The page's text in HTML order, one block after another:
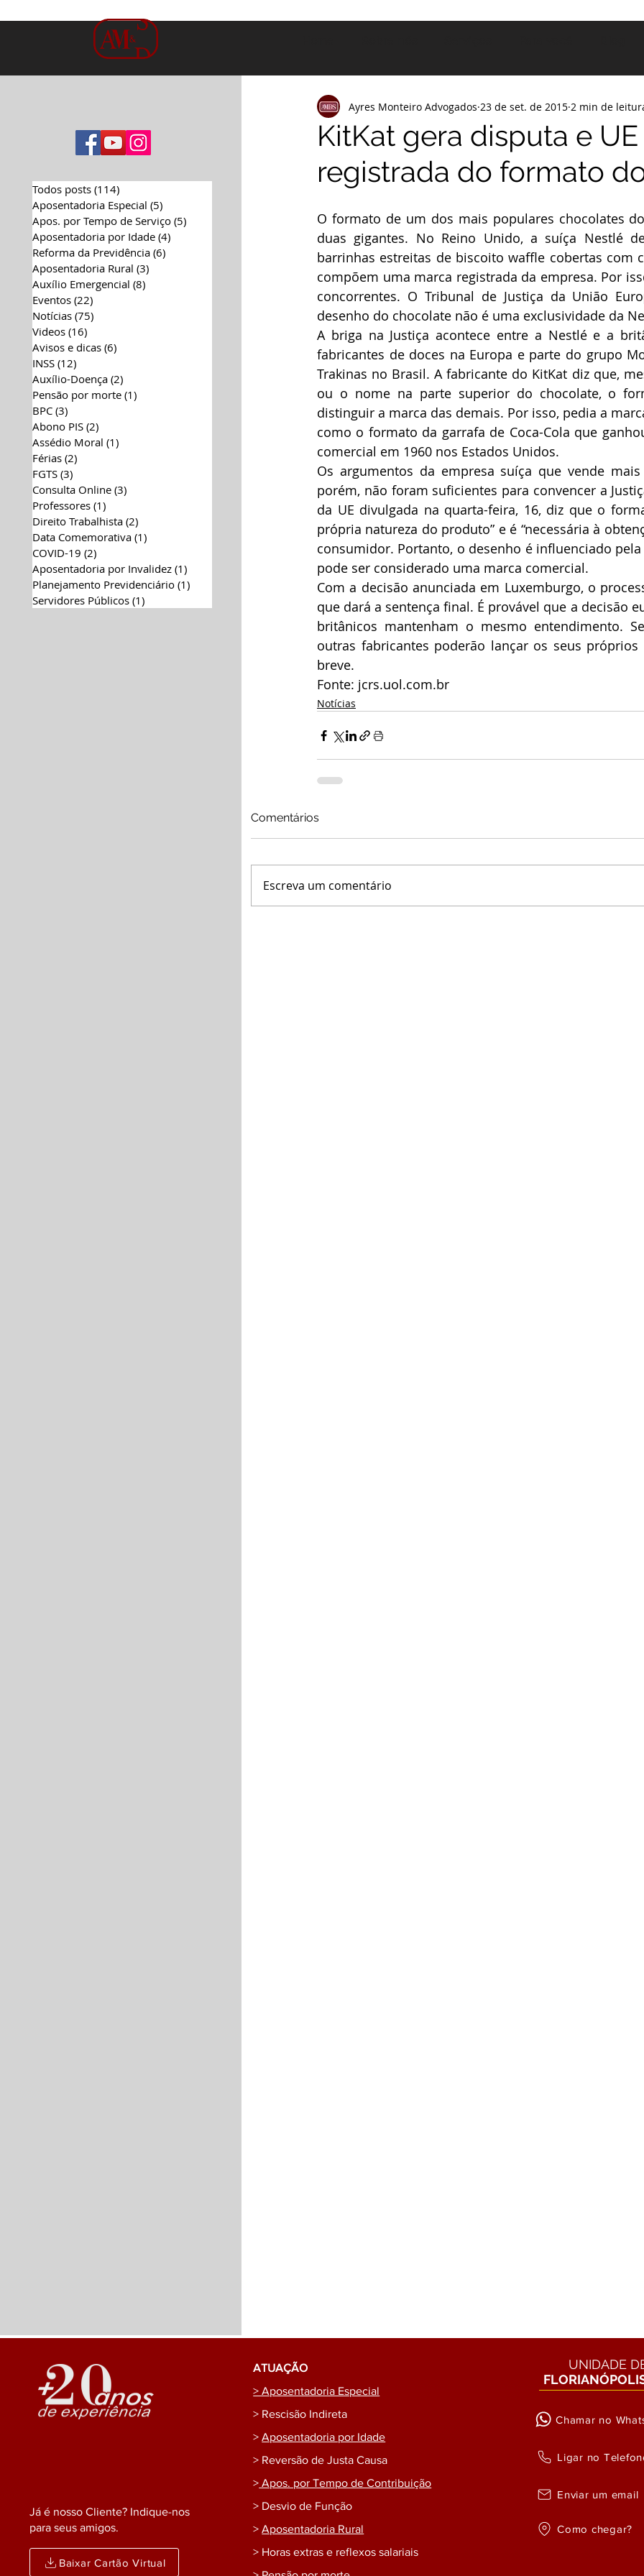
Todos posts (114)114 posts
Aposentadoria Especial (5)5 posts
Apos. por Tempo de Serviço (5)5 posts
Aposentadoria por Idade (4)4 posts
Reforma da Previdência (6)6 posts
Aposentadoria Rural (3)3 posts
Auxílio Emergencial (8)8 posts
Eventos (22)22 posts
Notícias (75)75 posts
Videos (16)16 posts
Avisos e dicas (6)6 posts
INSS (12)12 posts
Auxílio-Doença (2)2 posts
Pensão por morte (1)1 post
BPC (3)3 posts
Abono PIS (2)2 posts
Assédio Moral (1)1 post
Férias (2)2 posts
FGTS (3)3 posts
Consulta Online (3)3 posts
Professores (1)1 post
Direito Trabalhista (2)2 posts
Data Comemorativa (1)1 post
COVID-19 (2)2 posts
Aposentadoria por Invalidez (1)1 post
Planejamento Previdenciário (1)1 post
Servidores Públicos (1)1 post
KitKat gera disputa e
registrada do formato
Ayres Monteiro Advogados 23 de set. de 2015 2 min de
O formato de um dos mais populares chocolates
duas gigantes. No Reino Unido, a suíça Nestlé
barrinhas estreitas de biscoito waffle cobertas com
compõem uma marca registrada da empresa. Por
concorrentes. O Tribunal de Justiça da União
desenho do chocolate não é uma exclusividade da
A briga na Justiça acontece entre a Nestlé e a
fabricantes de doces na Europa e parte do grupo
Trakinas no Brasil. A fabricante do KitKat diz que,
ou o nome na parte superior do chocolate, o
distinguir a marca das demais. Por isso, pedia a
como o formato da garrafa de Coca-Cola que
comercial em 1960 nos Estados Unidos.
Os argumentos da empresa suíça que vende
porém, não foram suficientes para convencer a
da UE divulgada na quarta-feira, 16, diz que o
própria natureza do produto” e é “necessária à
consumidor. Portanto, o desenho é influenciado
pode ser considerado uma marca comercial.
Com a decisão anunciada em Luxemburgo, o
que dará a sentença final. É provável que a decisão
britânicos mantenham o mesmo entendimento.
outras fabricantes poderão lançar os seus
breve.
Fonte: jcrs.uol.com.br
Notícias
Comentários
Escreva um comentário
Já é nosso Cliente? Indique-nos
para seus amigos.
Baixar Cartão Virtual
ATUAÇÃO
> Aposentadoria Especial
> Rescisão Indireta
>Aposentadoria por Idade
> Reversão de Justa Causa
> Apos. por Tempo de Contribuição
> Desvio de Função
>Aposentadoria Rural
> Horas extras e reflexos salariais
UNIDADE
Chamar no
Ligar no
Enviar um email
Como chegar?